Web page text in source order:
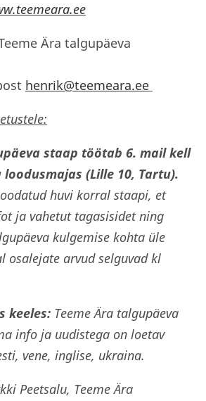
Ära talgupäeva
henrik@teemeara.ee
staap töötab 6. mail kell
loodusmajas (Lille 10, Tartu).
huvi korral staapi, et
ja vahetut tagasisidet ning
kulgemise kohta üle
osalejate arvud selguvad kl
keeles: Teeme Ära talgupäeva
info ja uudistega on loetav
vene, inglise, ukraina.
Peetsalu, Teeme Ära